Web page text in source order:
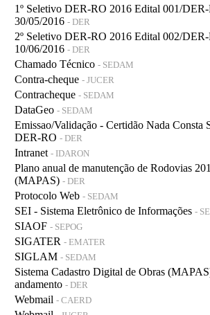
1º Seletivo DER-RO 2016 Edital 001/
30/05/2016 - DER
2º Seletivo DER-RO 2016 Edital 002/
10/06/2016 - DER
Chamado Técnico - SEDAM
Contra-cheque - JUCER
Contracheque - SEDAM
DataGeo - SEDAM
Emissao/Validação - Certidão Nada Consta
DER-RO - DER
Intranet - IDARON
Plano anual de manutenção de Rodovias
(MAPAS) - DER
Protocolo Web - SEDAM
SEI - Sistema Eletrônico de Informações -
SIAOF - SEPOG
SIGATER - EMATER
SIGLAM - SEDAM
Sistema Cadastro Digital de Obras
andamento - DER
Webmail - CAERD